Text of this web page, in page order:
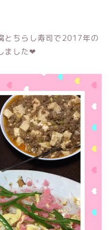
とちらし寿司で2017年の
ました❤︎